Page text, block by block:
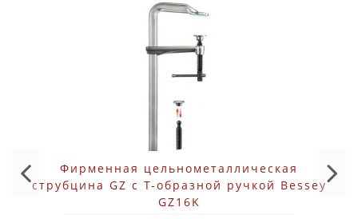
Фирменная цельнометаллическая
струбцина GZ с Т-образной ручкой Bessey
GZ16K